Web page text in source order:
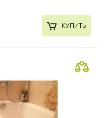
КУПИТЬ